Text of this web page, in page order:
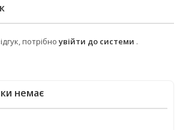
потрібно увійти до системи .
немає